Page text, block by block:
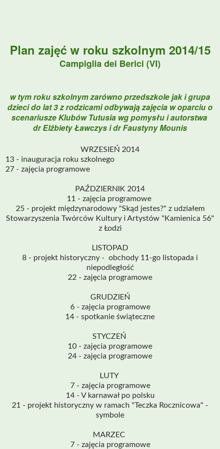
Plan zajęć w roku szkolnym 2014/15
Campiglia dei Berici (VI)
w tym roku szkolnym zarówno przedszkole jak i grupa
dzieci do lat 3 z rodzicami odbywają zajęcia w oparciu o
scenariusze Klubów Tutusia wg pomysłu i autorstwa
dr Elżbiety Ławczys i dr Faustyny Mounis
WRZESIEŃ 2014
13 - inauguracja roku szkolnego
27 - zajęcia programowe
PAŹDZIERNIK 2014
11 - zajęcia programowe
25 - projekt międzynarodowy "Skąd jestes?" z udziałem
Stowarzyszenia Twórców Kultury i Artystów "Kamienica 56"
z Łodzi
LISTOPAD
8 - projekt historyczny - obchody 11-go listopada i
niepodległość
22 - zajęcia programowe
GRUDZIEŃ
6 - zajęcia programowe
14 - spotkanie świąteczne
STYCZEŃ
10 - zajęcia programowe
24 - zajęcia programowe
LUTY
7 - zajęcia programowe
14 - V karnawał po polsku
21 - projekt historyczny w ramach "Teczka Rocznicowa" -
symbole
MARZEC
7 - zajęcia programowe